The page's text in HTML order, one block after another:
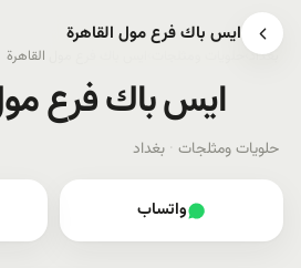
ايس باك فرع مول القاهرة
بغداد ايس باك فرع مول القاهرة
ايس باك فرع
حلويات ومثلجات · بغداد
واتساب